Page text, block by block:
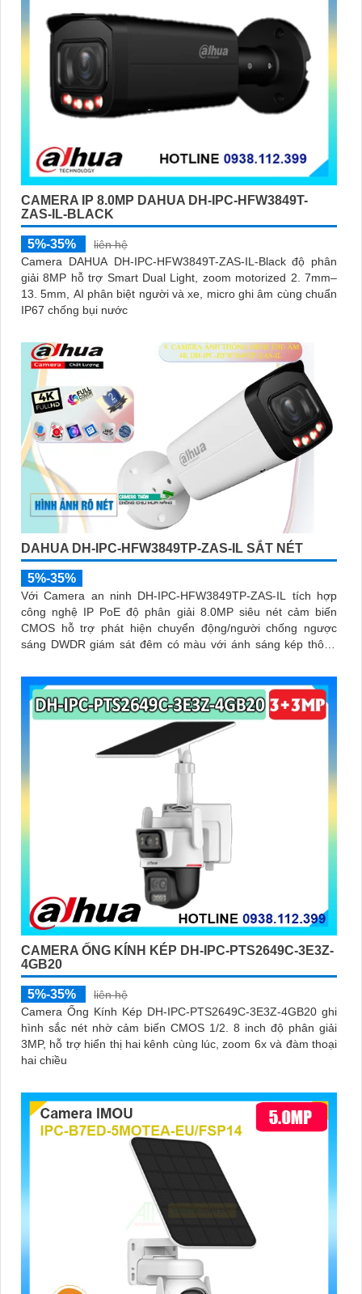
CAMERA IP 8.0MP DAHUA DH-IPC-HFW3849T-
ZAS-IL-BLACK
5%-35%
liên hệ
Camera DAHUA DH-IPC-HFW3849T-ZAS-IL-Black độ phân
giải 8MP hỗ trợ Smart Dual Light, zoom motorized 2. 7mm–
13. 5mm, AI phân biệt người và xe, micro ghi âm cùng chuẩn
IP67 chống bụi nước
DAHUA DH-IPC-HFW3849TP-ZAS-IL SẮT NÉT
5%-35%
Với Camera an ninh DH-IPC-HFW3849TP-ZAS-IL tích hợp
công nghệ IP PoE độ phân giải 8.0MP siêu nét cảm biến
CMOS hỗ trợ phát hiện chuyển động/người chống ngược
sáng DWDR giám sát đêm có màu với ánh sáng kép thông
CAMERA ỐNG KÍNH KÉP DH-IPC-PTS2649C-3E3Z-
4GB20
5%-35%
liên hệ
Camera Ống Kính Kép DH-IPC-PTS2649C-3E3Z-4GB20 ghi
hình sắc nét nhờ cảm biến CMOS 1/2. 8 inch độ phân giải
3MP, hỗ trợ hiển thị hai kênh cùng lúc, zoom 6x và đàm thoại
hai chiều